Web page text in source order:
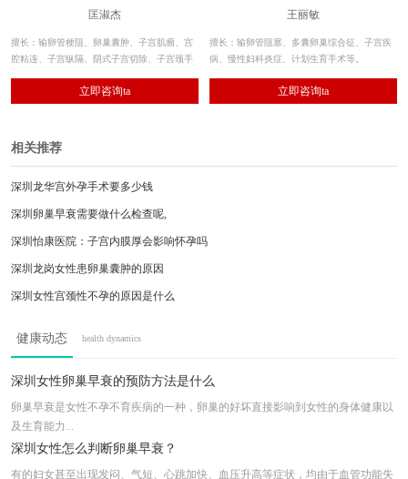
匡淑杰
擅长：输卵管梗阻、卵巢囊肿、子宫肌瘤、宫
腔粘连、子宫纵隔、阴式子宫切除、子宫颈手
科炎症、宫颈疾病、痛经、闭经、月经不调。
立即咨询ta
王丽敏
擅长：输卵管阻塞、多囊卵巢综合征、子宫疾
病、慢性妇科炎症、计划生育手术等。
立即咨询ta
相关推荐
深圳龙华宫外孕手术要多少钱
深圳卵巢早衰需要做什么检查呢,
深圳怡康医院：子宫内膜厚会影响怀孕吗
深圳龙岗女性患卵巢囊肿的原因
深圳女性宫颈性不孕的原因是什么
深圳出现输卵管粘连的危害有哪些？
深圳怡康医院：子宫内膜厚会影响怀孕吗
输卵管不通是什么引起的
健康动态 health dynamics
深圳女性卵巢早衰的预防方法是什么
卵巢早衰是女性不孕不育疾病的一种，卵巢的好坏直接影响到女性的身体健康以
及生育能力...
深圳女性怎么判断卵巢早衰？
有的妇女甚至出现发闷、气短、心跳加快、血压升高等症状，均由于血管功能失